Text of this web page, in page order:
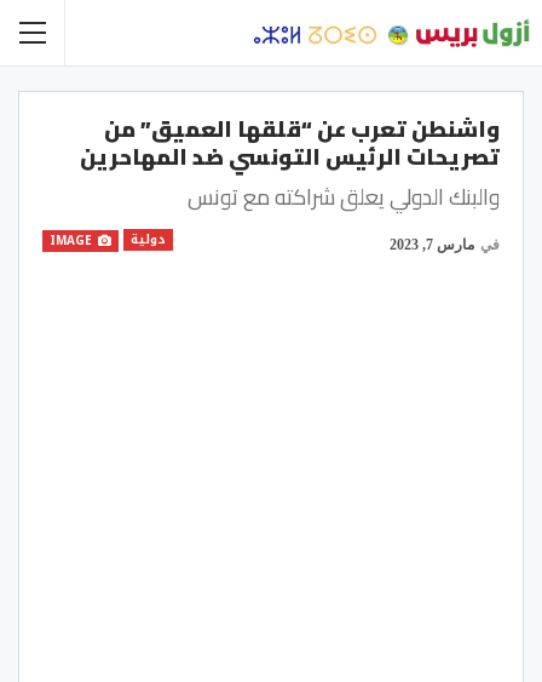
واشنطن تعرب عن “قلقها العميق” من
تصريحات الرئيس التونسي ضد المهاحرين
والبنك الدولي يعلق شراكته مع تونس
دولية في مارس 7, 2023